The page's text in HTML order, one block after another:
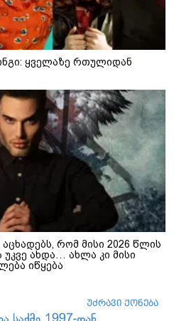
ყველაზე რთულიდან
რომ მისი 2026 წლის
ახდა… ახლა კი მისი
იწყება